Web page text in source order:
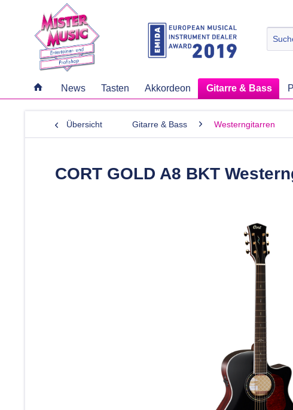
News Tasten Akkordeon Gitarre & Bass
Übersicht Gitarre & Bass Westerngitarren
CORT GOLD A8 BKT